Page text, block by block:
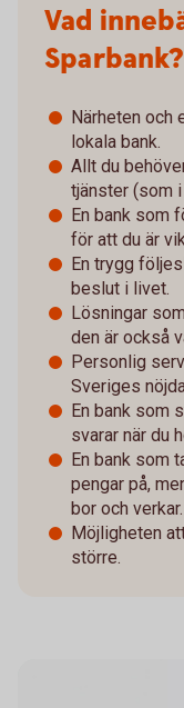
Vad
Sparbank?
Närheten och
lokala bank.
Allt du
tjänster (som
En bank som
för att du är
En trygg
beslut i livet.
Lösningar
den är också
Personlig
Sveriges
En bank som
svarar när du
En bank som
pengar på,
bor och verkar.
Möjligheten
större.